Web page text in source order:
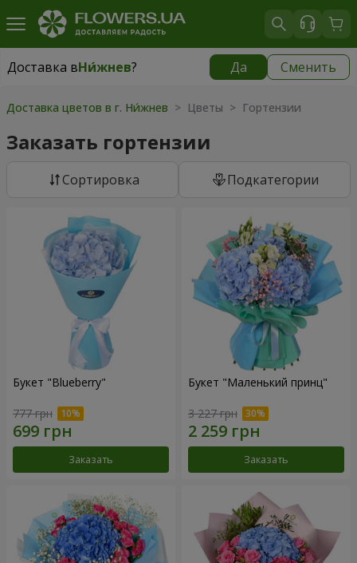
Доставка вНи́жнев? Да Сменить
Доставка вНи́жнев|
Доставка цветов в г. Ни́жнев > Цветы > Гортензии
Заказать гортензии
Cортировка Подкатегории
Букет "Blueberry"
777 грн
Заказать
Букет "Маленький принц"
3 227 грн
Заказать